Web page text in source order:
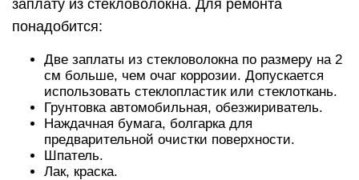
заплату из стекловолокна. Для ремонта
понадобится:
Две заплаты из стекловолокна по размеру на 2
см больше, чем очаг коррозии. Допускается
использовать стеклопластик или стеклоткань.
Грунтовка автомобильная, обезжириватель.
Наждачная бумага, болгарка для
предварительной очистки поверхности.
Шпатель.
Лак, краска.